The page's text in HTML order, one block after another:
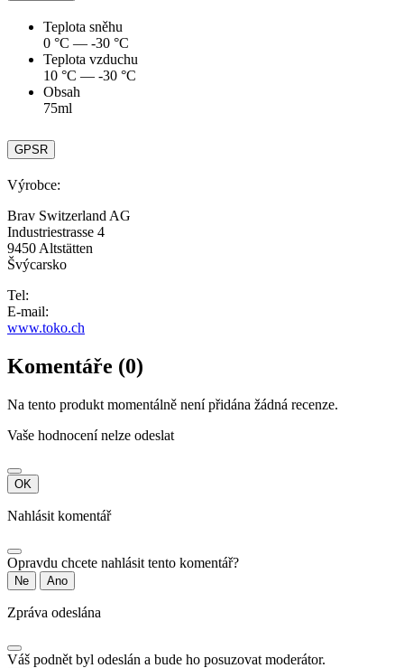
Teplota sněhu
0 °C — -30 °C
Teplota vzduchu
10 °C — -30 °C
Obsah
75ml
GPSR
Výrobce:
Brav Switzerland AG
Industriestrasse 4
9450 Altstätten
Švýcarsko
Tel:
E-mail:
www.toko.ch
Komentáře (0)
Na tento produkt momentálně není přidána žádná recenze.
Vaše hodnocení nelze odeslat
OK
Nahlásit komentář
Opravdu chcete nahlásit tento komentář?
Ne Ano
Zpráva odeslána
Váš podnět byl odeslán a bude ho posuzovat moderátor.